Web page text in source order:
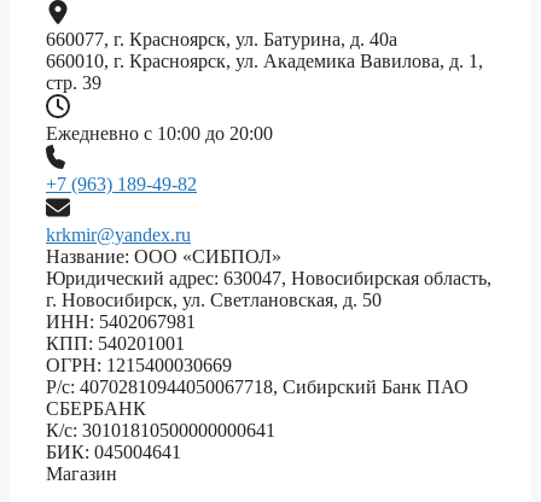
660077, г. Красноярск, ул. Батурина, д. 40а
660010, г. Красноярск, ул. Академика Вавилова, д. 1,
стр. 39
Ежедневно с 10:00 до 20:00
+7 (963) 189-49-82
krkmir@yandex.ru
Название: ООО «СИБПОЛ»
Юридический адрес: 630047, Новосибирская область,
г. Новосибирск, ул. Светлановская, д. 50
ИНН: 5402067981
КПП: 540201001
ОГРН: 1215400030669
Р/с: 40702810944050067718, Сибирский Банк ПАО
СБЕРБАНК
К/с: 30101810500000000641
БИК: 045004641
Магазин